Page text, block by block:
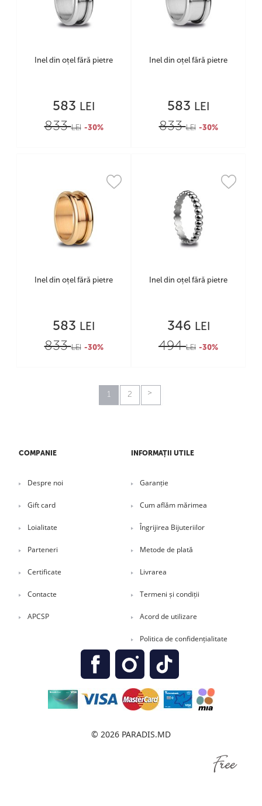
Inel din oțel fără pietre
583 LEI
833LEI -30%
Inel din oțel fără pietre
583 LEI
833LEI -30%
Inel din oțel fără pietre
583 LEI
833LEI -30%
Inel din oțel fără pietre
346 LEI
494LEI -30%
1 2
COMPANIE
Despre noi
Gift card
Loialitate
Parteneri
Certificate
Contacte
APCSP
INFORMAȚII UTILE
Garanție
Cum aflăm mărimea
Îngrijirea Bijuteriilor
Metode de plată
Livrarea
Termeni și condiții
Acord de utilizare
Politica de confidențialitate
© 2026 PARADIS.MD